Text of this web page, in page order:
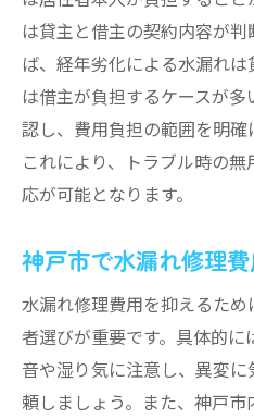
は貸主と借主の契約内容が
ば、経年劣化による水漏れ
は借主が負担するケースが
認し、費用負担の範囲を明確
これにより、トラブル時の
応が可能となります。
神戸市で水漏れ修理
水漏れ修理費用を抑えるた
者選びが重要です。具体的
音や湿り気に注意し、異変
頼しましょう。また、神戸